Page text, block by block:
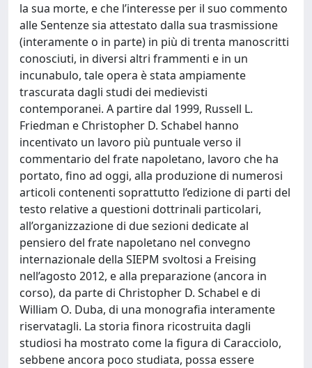
la sua morte, e che l’interesse per il suo commento
alle Sentenze sia attestato dalla sua trasmissione
(interamente o in parte) in più di trenta manoscritti
conosciuti, in diversi altri frammenti e in un
incunabulo, tale opera è stata ampiamente
trascurata dagli studi dei medievisti
contemporanei. A partire dal 1999, Russell L.
Friedman e Christopher D. Schabel hanno
incentivato un lavoro più puntuale verso il
commentario del frate napoletano, lavoro che ha
portato, fino ad oggi, alla produzione di numerosi
articoli contenenti soprattutto l’edizione di parti del
testo relative a questioni dottrinali particolari,
all’organizzazione di due sezioni dedicate al
pensiero del frate napoletano nel convegno
internazionale della SIEPM svoltosi a Freising
nell’agosto 2012, e alla preparazione (ancora in
corso), da parte di Christopher D. Schabel e di
William O. Duba, di una monografia interamente
riservatagli. La storia finora ricostruita dagli
studiosi ha mostrato come la figura di Caracciolo,
sebbene ancora poco studiata, possa essere